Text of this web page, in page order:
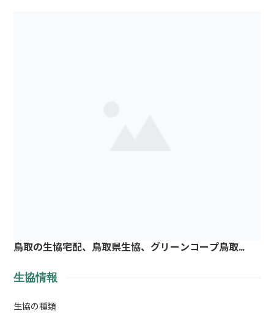
鳥取の生協宅配、鳥取県生協、グリーンコープ鳥取…
生協情報
生協の種類